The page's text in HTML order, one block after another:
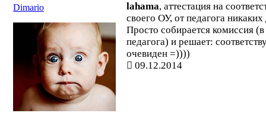
Dimario
lahama, аттестация на
своего ОУ, от педагога
Просто собирается комиссия
педагога) и решает:
очевиден =))))
09.12.2014